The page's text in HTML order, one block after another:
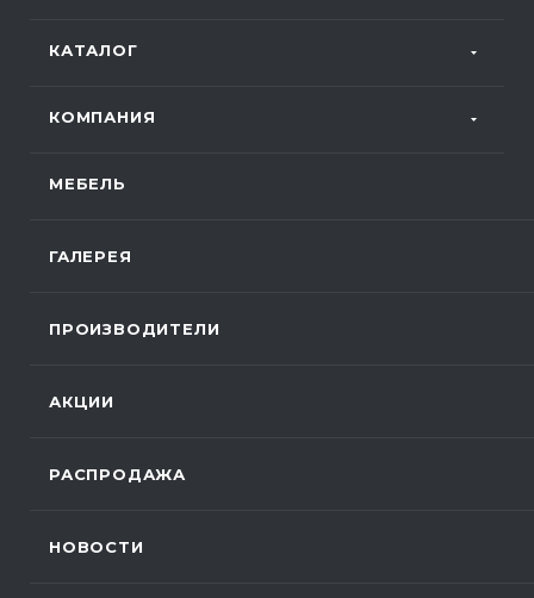
КАТАЛОГ
КОМПАНИЯ
МЕБЕЛЬ
ГАЛЕРЕЯ
ПРОИЗВОДИТЕЛИ
АКЦИИ
РАСПРОДАЖА
НОВОСТИ